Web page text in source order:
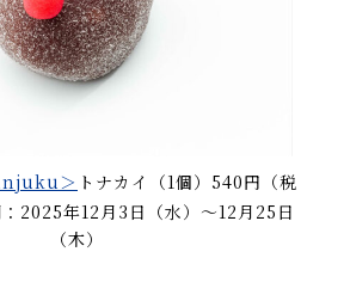
＞ トナカイ（1個）540円（税
2025年12月3日（水）〜12月25日
（木）